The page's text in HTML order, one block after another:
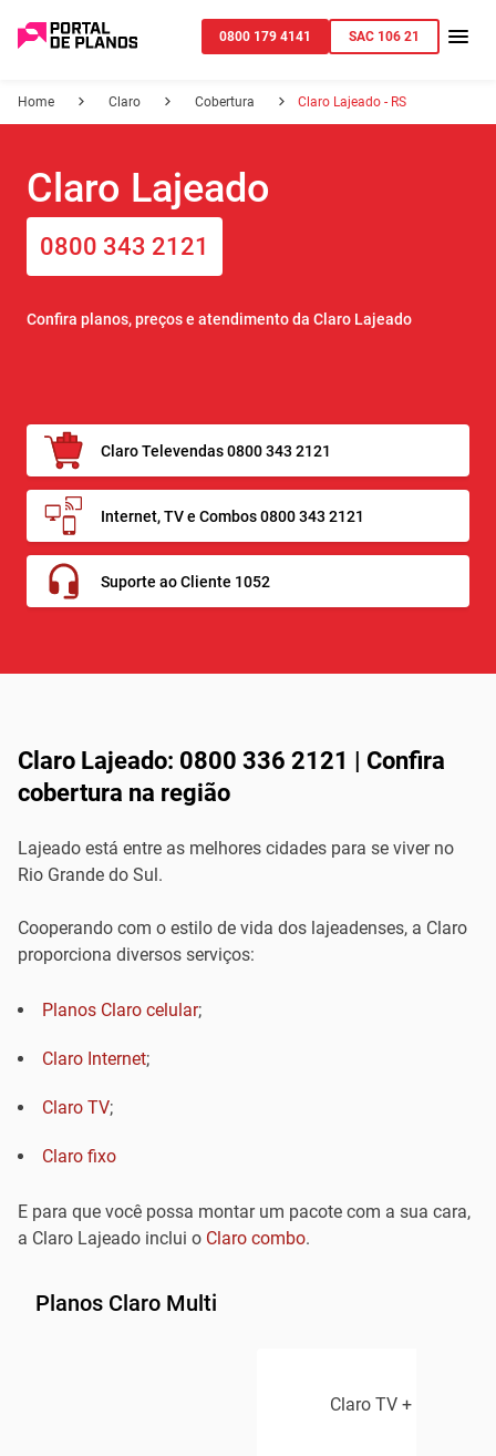
0800 179 4141 SAC 106 21
Home Claro Cobertura Claro Lajeado - RS
Claro Lajeado
0800 343 2121
Confira planos, preços e atendimento da Claro Lajeado
Claro Televendas 0800 343 2121
Internet, TV e Combos 0800 343 2121
Suporte ao Cliente 1052
Claro Lajeado: 0800 336 2121 | Confira
cobertura na região
Lajeado está entre as melhores cidades para se viver no
Rio Grande do Sul.
Cooperando com o estilo de vida dos lajeadenses, a Claro
proporciona diversos serviços:
Planos Claro celular;
Claro Internet;
Claro TV;
Claro fixo
E para que você possa montar um pacote com a sua cara,
a Claro Lajeado inclui o Claro combo.
Planos Claro Multi
Claro TV + Claro